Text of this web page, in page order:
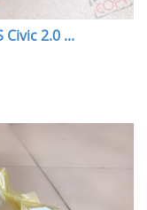
Civic 2.0 ...